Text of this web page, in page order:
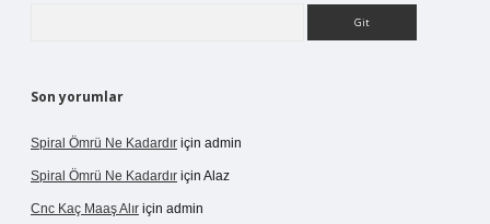
Son yorumlar
Spiral Ömrü Ne Kadardır için admin
Spiral Ömrü Ne Kadardır için Alaz
Cnc Kaç Maaş Alır için admin